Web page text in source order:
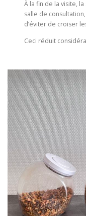
À la fin de la visite,
salle de
d’éviter de croiser
Ceci réduit